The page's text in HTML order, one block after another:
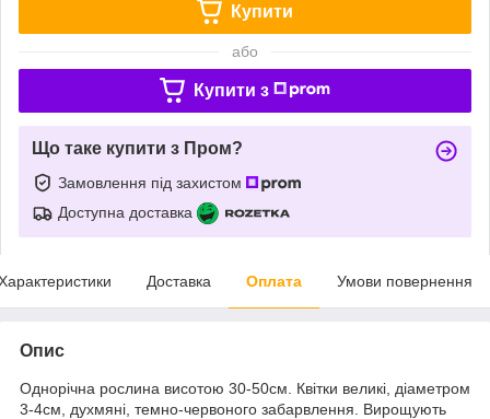
Купити
або
Купити з
Що таке купити з Пром?
Замовлення під захистом
Доступна доставка
Доставка Оплата Умови повернення
Опис
Однорічна рослина висотою 30-50см. Квітки великі, діаметром
3-4см, духмяні, темно-червоного забарвлення. Вирощують